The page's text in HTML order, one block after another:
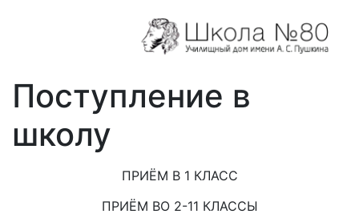
Поступление в
школу
ПРИЁМ В 1 КЛАСС
ПРИЁМ ВО 2-11 КЛАССЫ